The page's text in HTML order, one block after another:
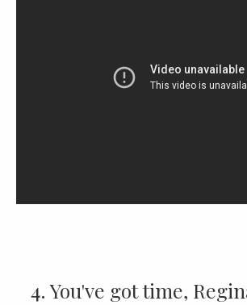
4. You've got time,